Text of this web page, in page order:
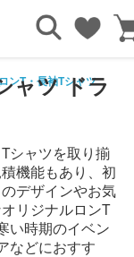
ンT・長袖Tシャツ
ャツ ドラ
シャツを取り揃
機能もあり、初
デザインやお気
リジナルロンT
い時期のイベン
などにおすす